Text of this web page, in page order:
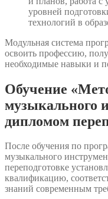
уровней
технологий в
Модульная система
освоить профессию,
необходимые навыки и
Обучение
музыкального
дипломом
После обучения по
музыкального
переподготовке
квалификацию,
знаний современным